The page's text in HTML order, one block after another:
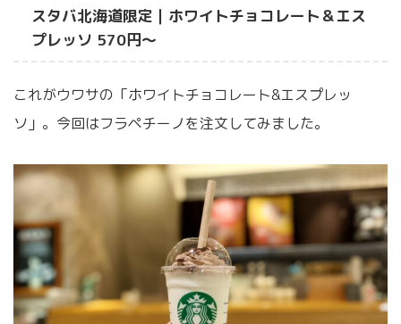
スタバ北海道限定｜ホワイトチョコレート＆エス
プレッソ 570円〜
これがウワサの「ホワイトチョコレート&エスプレッ
ソ」。今回はフラペチーノを注文してみました。